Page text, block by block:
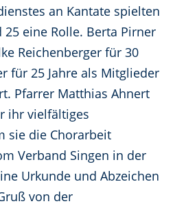
an Kantate spielten
25 eine Rolle. Berta Pirner
Reichenberger für 30
für 25 Jahre als Mitglieder
Pfarrer Matthias Ahnert
ihr vielfältiges
sie die Chorarbeit
Verband Singen in der
Urkunde und Abzeichen
von der